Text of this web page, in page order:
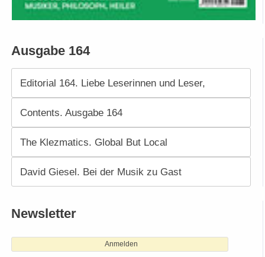
Ausgabe 164
Editorial 164. Liebe Leserinnen und Leser,
Contents. Ausgabe 164
The Klezmatics. Global But Local
David Giesel. Bei der Musik zu Gast
Newsletter
Anmelden